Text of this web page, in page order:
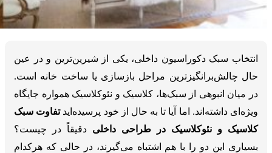
انتخاب سبک دکوراسیون داخلی، یکی از شیرین‌ترین و در عین
حال چالش‌برانگیزترین مراحل بازسازی یا ساخت خانه است.
در میان انبوهی از سبک‌ها، کلاسیک و نئوکلاسیک همواره جایگاه
ویژه‌ای داشته‌اند. اما آیا تا به حال از خود پرسیده‌ایدتفاوت سبک
کلاسیک و نئوکلاسیک در طراحی داخلی دقیقاً در چیست؟
بسیاری این دو را با هم اشتباه می‌گیرند، در حالی که هرکدام